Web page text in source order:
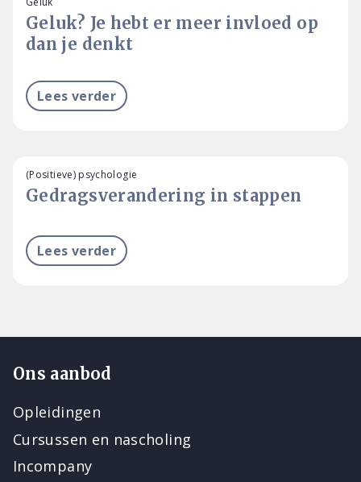
Geluk? Je hebt er meer invloed op
dan je denkt
Lees verder
Gedragsverandering in stappen
(Positieve) psychologie
Lees verder
Ons aanbod
Opleidingen
Cursussen en nascholing
Incompany